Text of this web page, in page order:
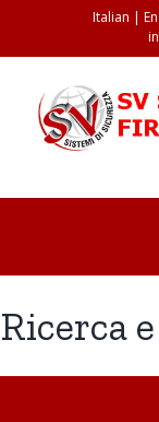
Italian |
Ricerca